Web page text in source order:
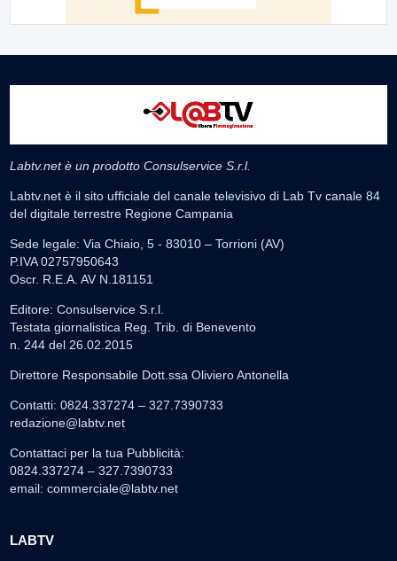
Labtv.net è un prodotto Consulservice S.r.l.
Labtv.net è il sito ufficiale del canale televisivo di Lab Tv canale 84
del digitale terrestre Regione Campania
Sede legale: Via Chiaio, 5 - 83010 – Torrioni (AV)
P.IVA 02757950643
Oscr. R.E.A. AV N.181151
Editore: Consulservice S.r.l.
Testata giornalistica Reg. Trib. di Benevento
n. 244 del 26.02.2015
Direttore Responsabile Dott.ssa Oliviero Antonella
Contatti: 0824.337274 – 327.7390733
redazione@labtv.net
Contattaci per la tua Pubblicità:
0824.337274 – 327.7390733
email: commerciale@labtv.net
LABTV